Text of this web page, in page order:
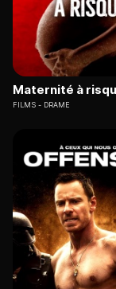
Maternité à
FILMS DRAME